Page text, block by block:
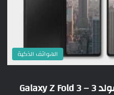
الهواتف الذكية
سامسونج جالكسي زد فولد 3 – Galaxy Z Fold 3